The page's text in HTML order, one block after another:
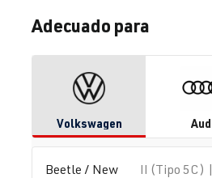
Adecuado para
Volkswagen
Beetle / New
II (Tipo 5C) |